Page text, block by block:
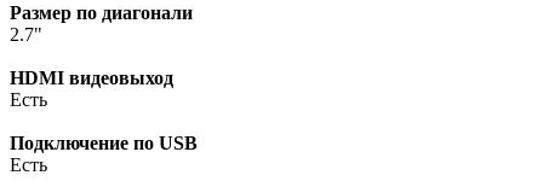
Размер по диагонали
2.7"
HDMI видеовыход
Есть
Подключение по USB
Есть